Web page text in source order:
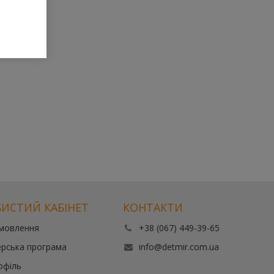
КАБІНЕТ
програма
КОНТАКТИ
+38 (067) 449-39-65
info@detmir.com.ua